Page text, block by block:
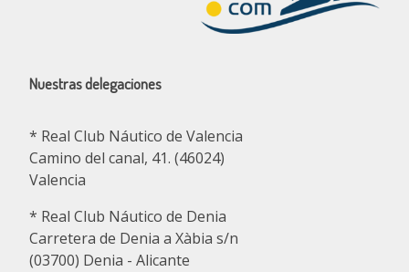
Nuestras delegaciones
* Real Club Náutico de Valencia
Camino del canal, 41. (46024)
Valencia
* Real Club Náutico de Denia
Carretera de Denia a Xàbia s/n
(03700) Denia - Alicante